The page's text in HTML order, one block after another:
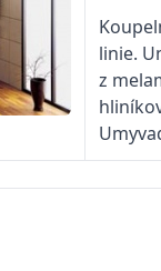
linie.
z